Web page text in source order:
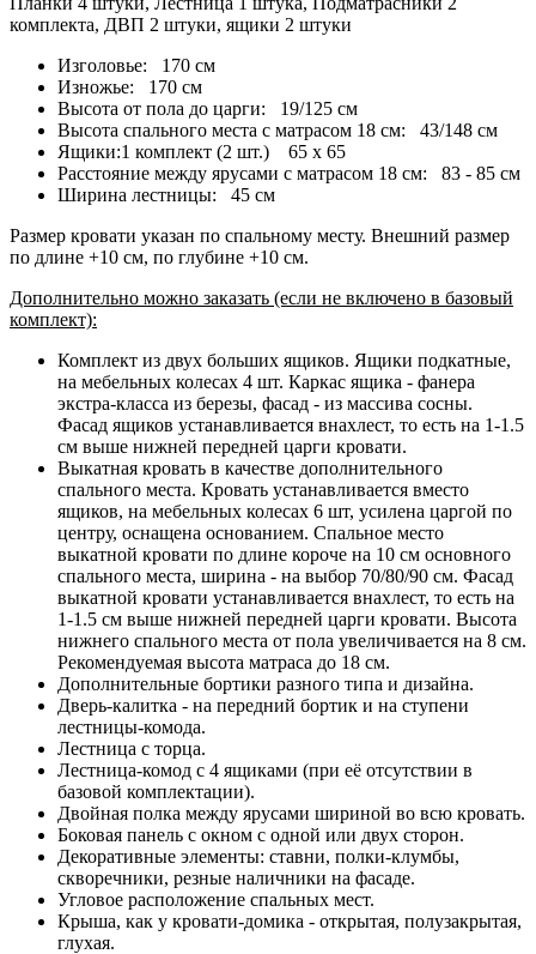
комплекта, ДВП 2 штуки, ящики 2 штуки
Изголовье: 170 см
Изножье: 170 см
Высота от пола до царги: 19/125 см
Высота спального места с матрасом 18 см: 43/148 см
Ящики:1 комплект (2 шт.) 65 х 65
Расстояние между ярусами с матрасом 18 см: 83 - 85 см
Ширина лестницы: 45 см
Размер кровати указан по спальному месту. Внешний размер
по длине +10 см, по глубине +10 см.
Дополнительно можно заказать (если не включено в базовый
комплект):
Комплект из двух больших ящиков. Ящики подкатные,
на мебельных колесах 4 шт. Каркас ящика - фанера
экстра-класса из березы, фасад - из массива сосны.
Фасад ящиков устанавливается внахлест, то есть на 1-1.5
см выше нижней передней царги кровати.
Выкатная кровать в качестве дополнительного
спального места. Кровать устанавливается вместо
ящиков, на мебельных колесах 6 шт, усилена царгой по
центру, оснащена основанием. Спальное место
выкатной кровати по длине короче на 10 см основного
спального места, ширина - на выбор 70/80/90 см. Фасад
выкатной кровати устанавливается внахлест, то есть на
1-1.5 см выше нижней передней царги кровати. Высота
нижнего спального места от пола увеличивается на 8 см.
Рекомендуемая высота матраса до 18 см.
Дополнительные бортики разного типа и дизайна.
Дверь-калитка - на передний бортик и на ступени
лестницы-комода.
Лестница с торца.
Лестница-комод с 4 ящиками (при её отсутствии в
базовой комплектации).
Двойная полка между ярусами шириной во всю кровать.
Боковая панель с окном с одной или двух сторон.
Декоративные элементы: ставни, полки-клумбы,
скворечники, резные наличники на фасаде.
Угловое расположение спальных мест.
Крыша, как у кровати-домика - открытая, полузакрытая,
глухая.